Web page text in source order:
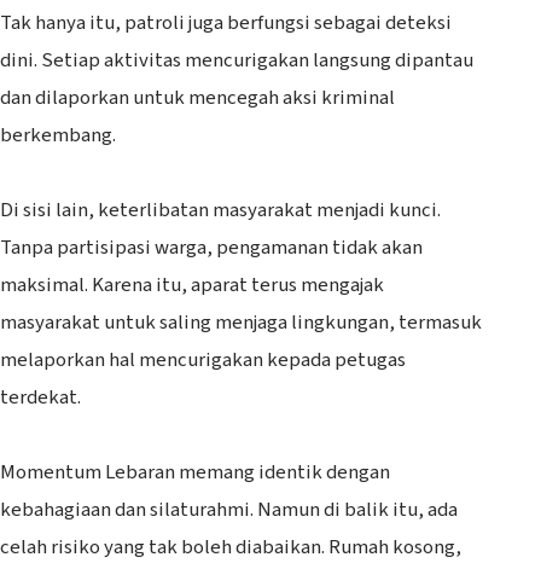
‎Tak hanya itu, patroli juga berfungsi sebagai deteksi
dini. Setiap aktivitas mencurigakan langsung dipantau
dan dilaporkan untuk mencegah aksi kriminal
berkembang.
‎Di sisi lain, keterlibatan masyarakat menjadi kunci.
Tanpa partisipasi warga, pengamanan tidak akan
maksimal. Karena itu, aparat terus mengajak
masyarakat untuk saling menjaga lingkungan, termasuk
melaporkan hal mencurigakan kepada petugas
terdekat.
‎Momentum Lebaran memang identik dengan
kebahagiaan dan silaturahmi. Namun di balik itu, ada
celah risiko yang tak boleh diabaikan. Rumah kosong,